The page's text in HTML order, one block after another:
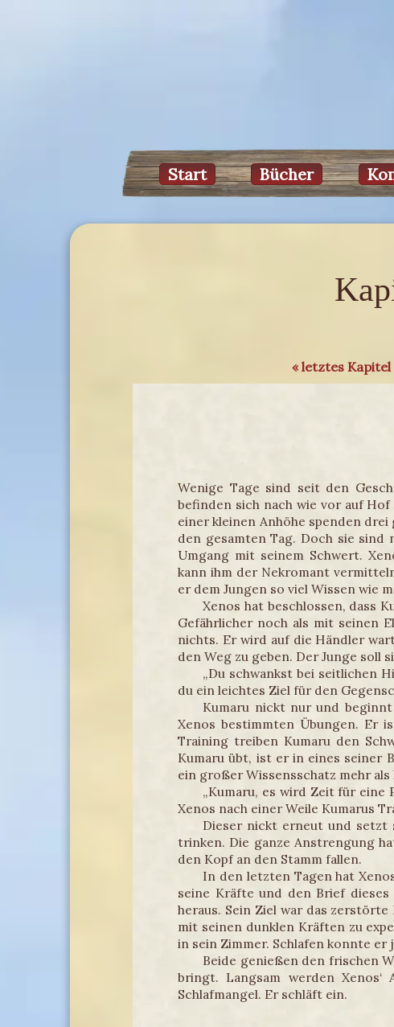
Start Bücher
« letztes Kapitel
Wenige Tage sind seit den
befinden sich nach wie vor auf
einer kleinen Anhöhe spenden
den gesamten Tag. Doch sie
Umgang mit seinem Schwert.
kann ihm der Nekromant
er dem Jungen so viel Wissen wie
Xenos hat beschlossen, dass
Gefährlicher noch als mit seinen
nichts. Er wird auf die Händler
den Weg zu geben. Der Junge soll
„Du schwankst bei seitlichen
du ein leichtes Ziel für den
Kumaru nickt nur und
Xenos bestimmten Übungen. Er
Training treiben Kumaru den
Kumaru übt, ist er in eines seiner
ein großer Wissensschatz mehr als
„Kumaru, es wird Zeit für eine
Xenos nach einer Weile Kumarus
Dieser nickt erneut und setzt
trinken. Die ganze Anstrengung
den Kopf an den Stamm fallen.
In den letzten Tagen hat
seine Kräfte und den Brief
heraus. Sein Ziel war das
mit seinen dunklen Kräften zu
in sein Zimmer. Schlafen konnte er
Beide genießen den frischen
bringt. Langsam werden
Schlafmangel. Er schläft ein.